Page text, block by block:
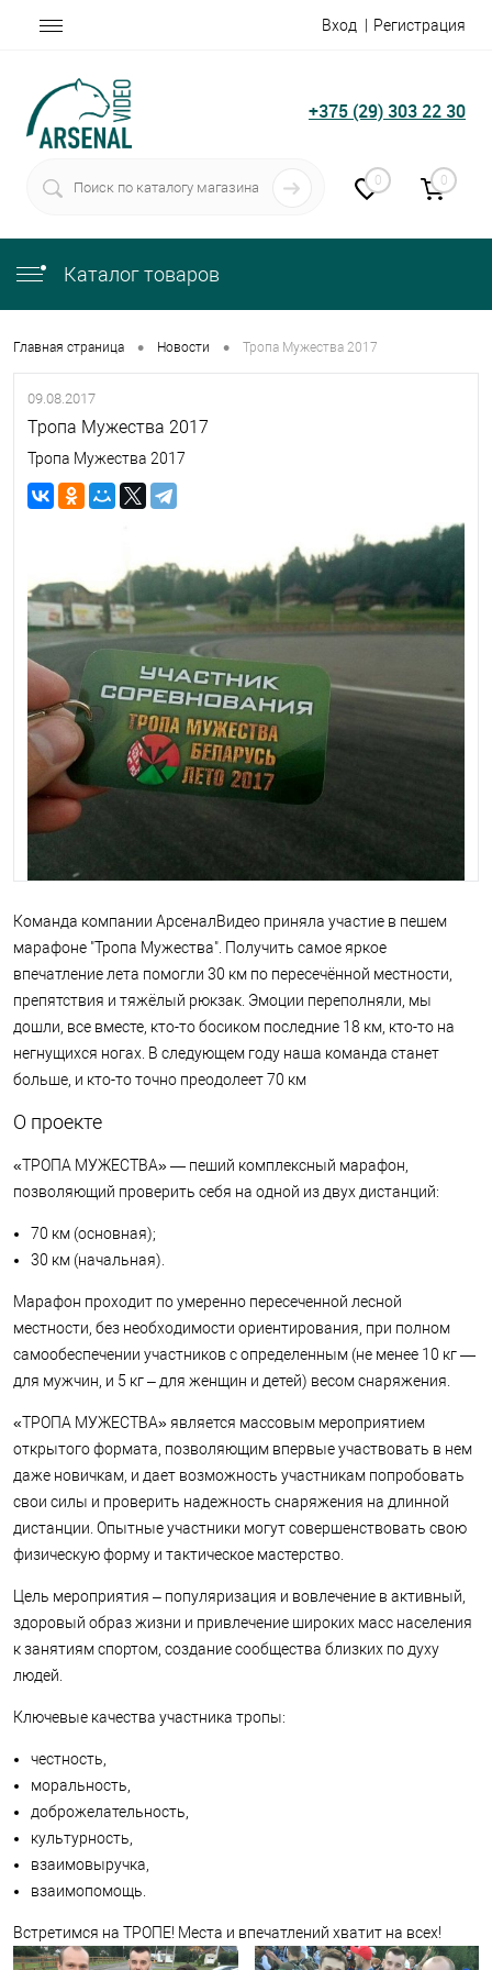
Вход Регистрация
+375 (29) 303 22 30
0 0
Каталог товаров
Главная страница • Новости • Тропа Мужества 2017
09.08.2017
Тропа Мужества 2017
Тропа Мужества 2017
Команда компании АрсеналВидео приняла участие в пешем
марафоне "Тропа Мужества". Получить самое яркое
впечатление лета помогли 30 км по пересечённой местности,
препятствия и тяжёлый рюкзак. Эмоции переполняли, мы
дошли, все вместе, кто-то босиком последние 18 км, кто-то на
негнущихся ногах. В следующем году наша команда станет
больше, и кто-то точно преодолеет 70 км
О проекте
«ТРОПА МУЖЕСТВА» — пеший комплексный марафон,
позволяющий проверить себя на одной из двух дистанций:
70 км (основная);
30 км (начальная).
Марафон проходит по умеренно пересеченной лесной
местности, без необходимости ориентирования, при полном
самообеспечении участников с определенным (не менее 10 кг —
для мужчин, и 5 кг – для женщин и детей) весом снаряжения.
«ТРОПА МУЖЕСТВА» является массовым мероприятием
открытого формата, позволяющим впервые участвовать в нем
даже новичкам, и дает возможность участникам попробовать
свои силы и проверить надежность снаряжения на длинной
дистанции. Опытные участники могут совершенствовать свою
физическую форму и тактическое мастерство.
Цель мероприятия – популяризация и вовлечение в активный,
здоровый образ жизни и привлечение широких масс населения
к занятиям спортом, создание сообщества близких по духу
людей.
Ключевые качества участника тропы:
честность,
моральность,
доброжелательность,
культурность,
взаимовыручка,
взаимопомощь.
Встретимся на ТРОПЕ! Места и впечатлений хватит на всех!